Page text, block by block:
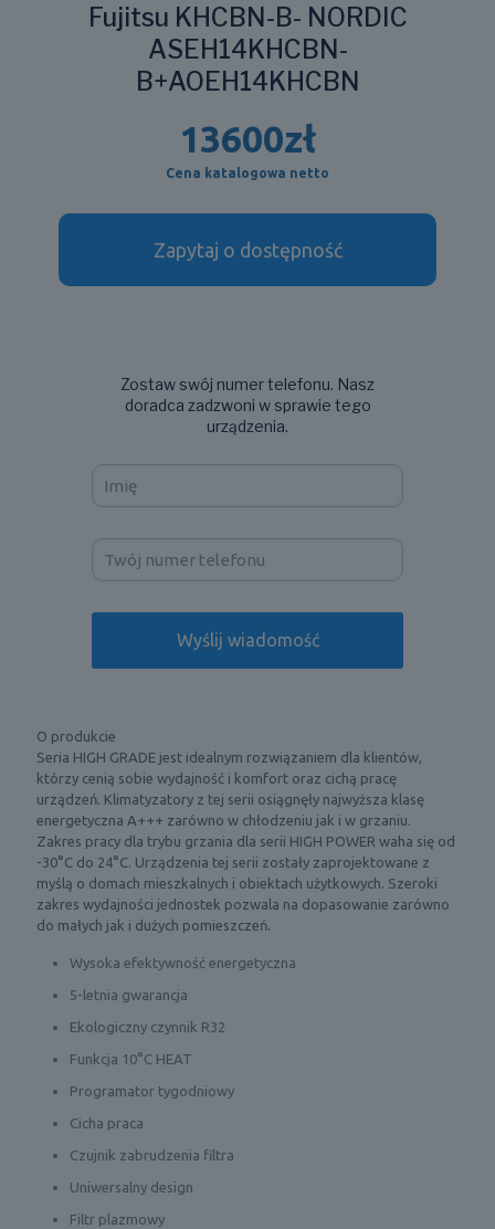
Fujitsu KHCBN-B- NORDIC
ASEH14KHCBN-
B+AOEH14KHCBN
13600zł
Cena katalogowa netto
Zapytaj o dostępność
Zostaw swój numer telefonu. Nasz
doradca zadzwoni w sprawie tego
urządzenia.
O produkcie
Seria HIGH GRADE jest idealnym rozwiązaniem dla klientów,
którzy cenią sobie wydajność i komfort oraz cichą pracę
urządzeń. Klimatyzatory z tej serii osiągnęły najwyższa klasę
energetyczna A+++ zarówno w chłodzeniu jak i w grzaniu.
Zakres pracy dla trybu grzania dla serii HIGH POWER waha się od
-30°C do 24°C. Urządzenia tej serii zostały zaprojektowane z
myślą o domach mieszkalnych i obiektach użytkowych. Szeroki
zakres wydajności jednostek pozwala na dopasowanie zarówno
do małych jak i dużych pomieszczeń.
Wysoka efektywność energetyczna
5-letnia gwarancja
Ekologiczny czynnik R32
Funkcja 10°C HEAT
Programator tygodniowy
Cicha praca
Czujnik zabrudzenia filtra
Uniwersalny design
Filtr plazmowy